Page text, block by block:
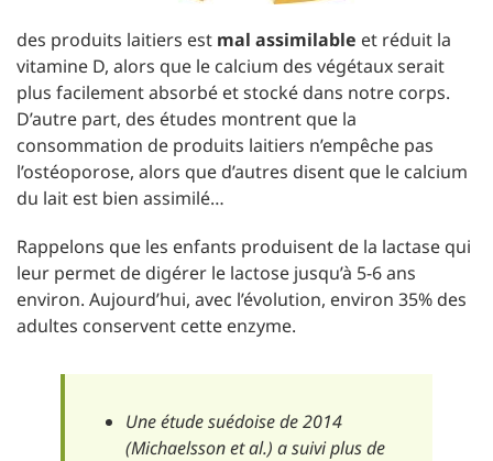
des produits laitiers est mal assimilable et réduit la
vitamine D, alors que le calcium des végétaux serait
plus facilement absorbé et stocké dans notre corps.
D’autre part, des études montrent que la
consommation de produits laitiers n’empêche pas
l’ostéoporose, alors que d’autres disent que le calcium
du lait est bien assimilé…
Rappelons que les enfants produisent de la lactase qui
leur permet de digérer le lactose jusqu’à 5-6 ans
environ. Aujourd’hui, avec l’évolution, environ 35% des
adultes conservent cette enzyme.
Une étude suédoise de 2014
(Michaelsson et al.) a suivi plus de